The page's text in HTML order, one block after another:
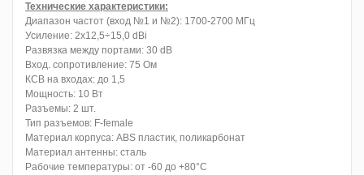
Технические характеристики:
Диапазон частот (вход №1 и №2): 1700-2700 МГц
Усиление: 2x12,5÷15,0 dBi
Развязка между портами: 30 dB
Вход. сопротивление: 75 Ом
КСВ на входах: до 1,5
Мощность: 10 Вт
Разъемы: 2 шт.
Тип разъемов: F-female
Материал корпуса: ABS пластик, поликарбонат
Материал антенны: сталь
Рабочие температуры: от -60 до +80°C